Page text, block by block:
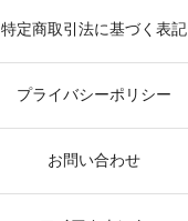
特定商取引法に基づく表記
プライバシーポリシー
お問い合わせ